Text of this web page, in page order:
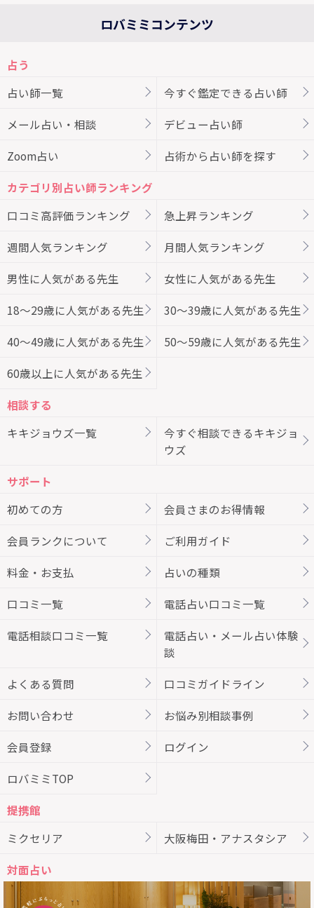
ロバミミコンテンツ
占う
占い師一覧
今すぐ鑑定できる占い師
メール占い・相談 デビュー占い師
Zoom占い 占術から占い師を探す
カテゴリ別占い師ランキング
口コミ高評価ランキング
急上昇ランキング
週間人気ランキング 月間人気ランキング
男性に人気がある先生 女性に人気がある先生
18～29歳に人気がある先生 30～39歳に人気がある先生
40～49歳に人気がある先生 50～59歳に人気がある先生
60歳以上に人気がある先生
相談する
キキジョウズ一覧
今すぐ相談できるキキジョ
ウズ
サポート
初めての方
会員さまのお得情報
会員ランクについて ご利用ガイド
料金・お支払 占いの種類
口コミ一覧 電話占い口コミ一覧
電話相談口コミ一覧
電話占い・メール占い体験
談
よくある質問 口コミガイドライン
お問い合わせ お悩み別相談事例
会員登録 ログイン
ロバミミTOP
提携館
ミクセリア
大阪梅田・アナスタシア
対面占い